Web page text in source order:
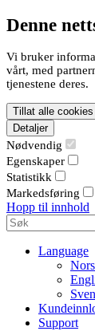
Denne
Vi bruker
vårt, med
tjenestene deres.
Tillat alle cookies
Detaljer
Nødvendig
Egenskaper
Statistikk
Markedsføring
Hopp til innhold
Language
Support